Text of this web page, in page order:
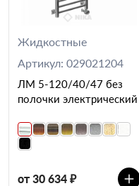
Жидкостные
Артикул: 029021204
ЛМ 5-120/40/47 без
полочки электрический
от 30 634 ₽